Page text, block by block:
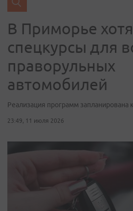
В Приморье
спецкурсы для
праворульных
автомобилей
Реализация программ запланирована
23:49, 11 июля 2026